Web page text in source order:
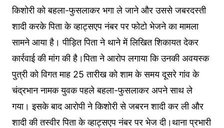
किशोरी को बहला-फुसलाकर भगा ले जाने और उससे जबरदस्ती
शादी करके पिता के व्हाट्सएप नंबर पर फोटो भेजने का मामला
सामने आया है। पीड़ित पिता ने थाने में लिखित शिकायत देकर
कार्रवाई की मांग की है।पिता ने आरोप लगाया कि उनकी अवयस्क
पुत्री को विगत माह 25 तारीख को शाम के समय दूसरे गांव के
चंद्रभान नामक युवक पहले बहला-फुसलाकर अपने साथ ले
गया। इसके बाद आरोपी ने किशोरी से जबरन शादी कर ली और
शादी की तस्वीर पिता के व्हाट्सएप नंबर पर भेज दी।थाना प्रभारी